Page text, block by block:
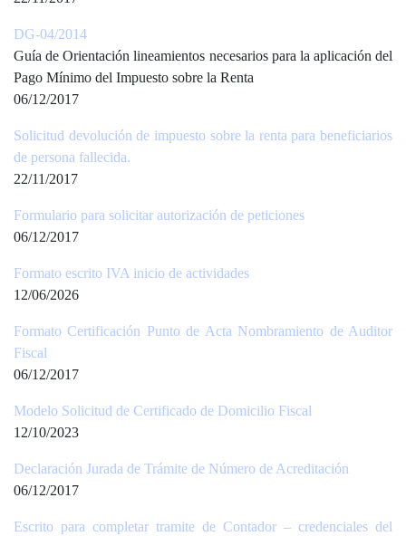
DG-04/2014
Guía de Orientación lineamientos necesarios para la aplicación del
Pago Mínimo del Impuesto sobre la Renta
06/12/2017
Solicitud devolución de impuesto sobre la renta para beneficiarios
de persona fallecida.
22/11/2017
Formulario para solicitar autorización de peticiones
06/12/2017
Formato escrito IVA inicio de actividades
12/06/2026
Formato Certificación Punto de Acta Nombramiento de Auditor
Fiscal
06/12/2017
Modelo Solicitud de Certificado de Domicilio Fiscal
12/10/2023
Declaración Jurada de Trámite de Número de Acreditación
06/12/2017
Escrito para completar tramite de Contador – credenciales del